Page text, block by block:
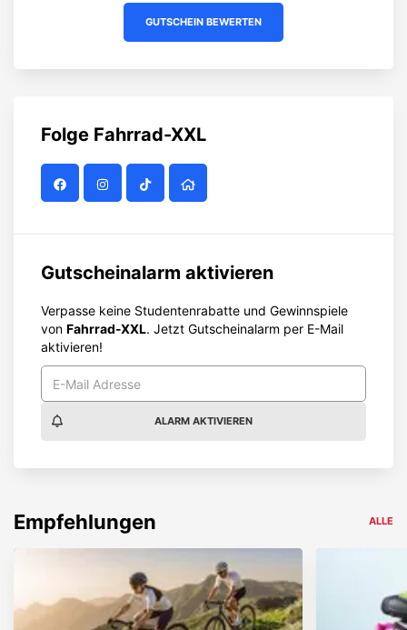
GUTSCHEIN BEWERTEN
Folge Fahrrad-XXL
Gutscheinalarm aktivieren
Verpasse keine Studentenrabatte und Gewinnspiele
von Fahrrad-XXL. Jetzt Gutscheinalarm per E-Mail
aktivieren!
ALARM AKTIVIEREN
Empfehlungen ALLE